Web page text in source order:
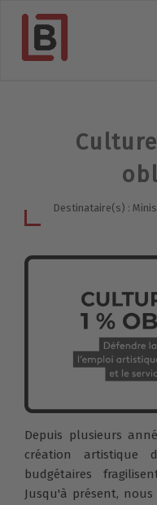
Destinataire(s) :
Depuis plusieurs
création artistique
budgétaires
Jusqu'à présent,